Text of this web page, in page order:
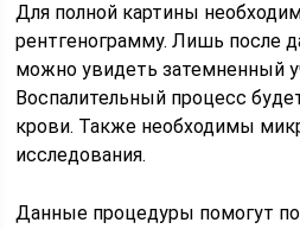
Для полной картины
рентгенограмму. Лишь после
можно увидеть затемненный
Воспалительный процесс
крови. Также необходимы
исследования.
Данные процедуры помогут